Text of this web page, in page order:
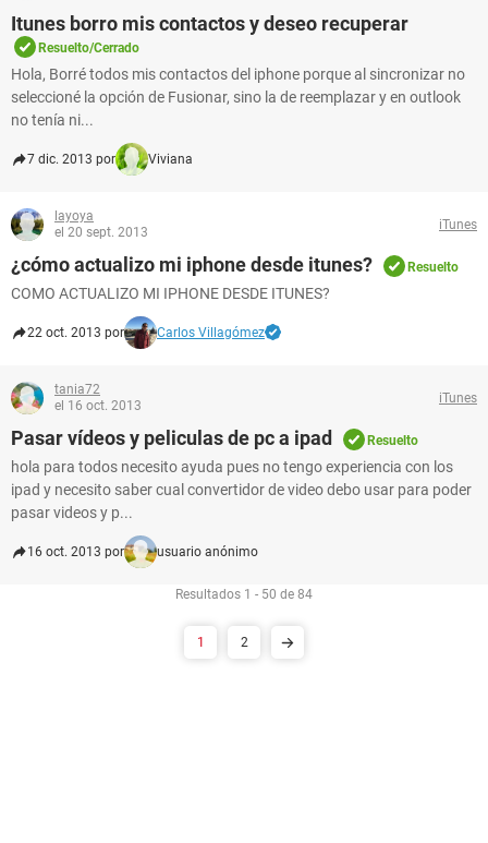
Itunes borro mis contactos y deseo recuperar
Resuelto/Cerrado
Hola, Borré todos mis contactos del iphone porque al sincronizar no
seleccioné la opción de Fusionar, sino la de reemplazar y en outlook
no tenía ni...
7 dic. 2013 por Viviana
layoya
el 20 sept. 2013
iTunes
¿cómo actualizo mi iphone desde itunes? Resuelto
COMO ACTUALIZO MI IPHONE DESDE ITUNES?
22 oct. 2013 por Carlos Villagómez
tania72
el 16 oct. 2013
iTunes
Pasar vídeos y peliculas de pc a ipad Resuelto
hola para todos necesito ayuda pues no tengo experiencia con los
ipad y necesito saber cual convertidor de video debo usar para poder
pasar videos y p...
16 oct. 2013 por usuario anónimo
Resultados 1 - 50 de 84
1 2